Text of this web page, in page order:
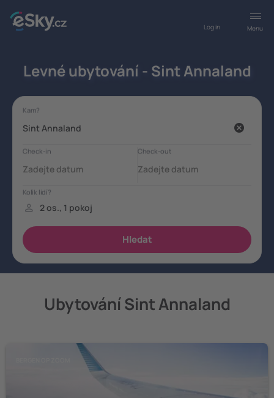
Menu
Log in
Levné ubytování - Sint Annaland
Ubytování Sint Annaland